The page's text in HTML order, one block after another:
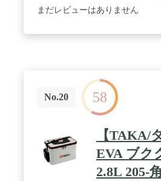
まだレビューはありません
No.20 58
【TAKA/
EVA ブク
2.8L 205-